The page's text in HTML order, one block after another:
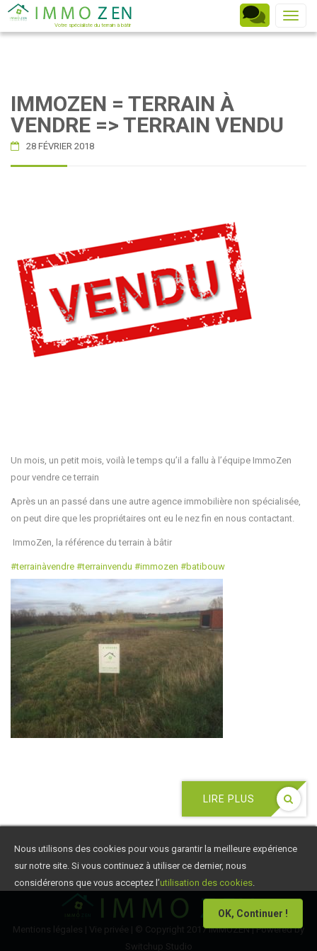
Votre spécialiste du terrain à bâtir
IMMOZEN = TERRAIN À
VENDRE => TERRAIN VENDU
28 FÉVRIER 2018
Un mois, un petit mois, voilà le temps qu’il a fallu à l’équipe ImmoZen
pour vendre ce terrain
Après un an passé dans une autre agence immobilière non spécialisée,
on peut dire que les propriétaires ont eu le nez fin en nous contactant.
ImmoZen, la référence du terrain à bâtir
#terrainàvendre #terrainvendu #immozen #batibouw
LIRE PLUS
Mentions légales | Vie privée | © Copyright 2017 IMMOZEN | Powered by
Switchup Studio
Nous utilisons des cookies pour vous garantir la meilleure expérience
sur notre site. Si vous continuez à utiliser ce dernier, nous
considérerons que vous acceptez l’utilisation des cookies.
OK, Continuer !